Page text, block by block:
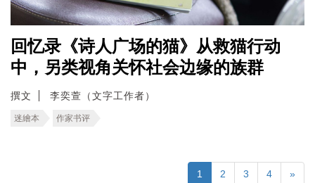
回忆录《诗人广场的猫》从救猫行动
中，另类视角关怀社会边缘的族群
撰文 李奕萱（文字工作者）
迷繪本 作家书评
1 2 3 4 »